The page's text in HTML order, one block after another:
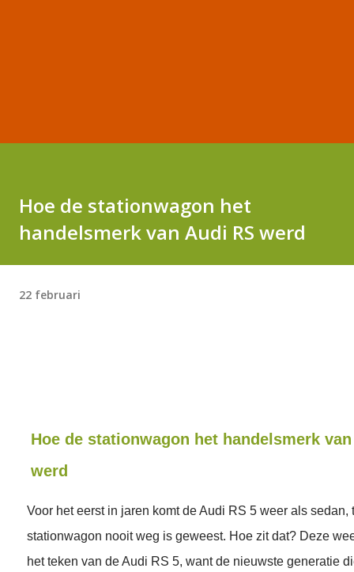
Hoe de stationwagon het
handelsmerk van Audi RS werd
22 februari
Hoe de stationwagon het handelsmerk
werd
Voor het eerst in jaren komt de Audi RS 5 weer als sedan,
stationwagon nooit weg is geweest. Hoe zit dat? Deze
het teken van de Audi RS 5, want de nieuwste generatie